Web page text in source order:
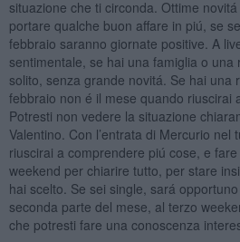
situazione che ti circonda. Ottime
portare qualche buon affare in piú, se
febbraio saranno giornate positive. A
sentimentale, se hai una famiglia o
solito, senza grande novitá. Se hai una
febbraio non é il mese quando riuscirai
Potresti non vedere la situazione
Valentino. Con l’entrata di Mercurio nel
riuscirai a comprendere piú cose, e
weekend per chiarire tutto, per stare
hai scelto. Se sei single, sará
seconda parte del mese, al terzo
che potresti fare una conoscenza